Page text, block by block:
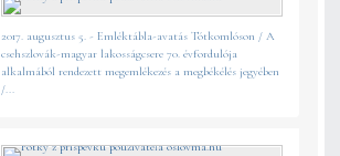
2017. augusztus 5. - Emléktábla-avatás Tótkomlóson / A
csehszlovák-magyar lakosságcsere 70. évfordulója
alkalmából rendezett megemlékezés a megbékélés jegyében
/...